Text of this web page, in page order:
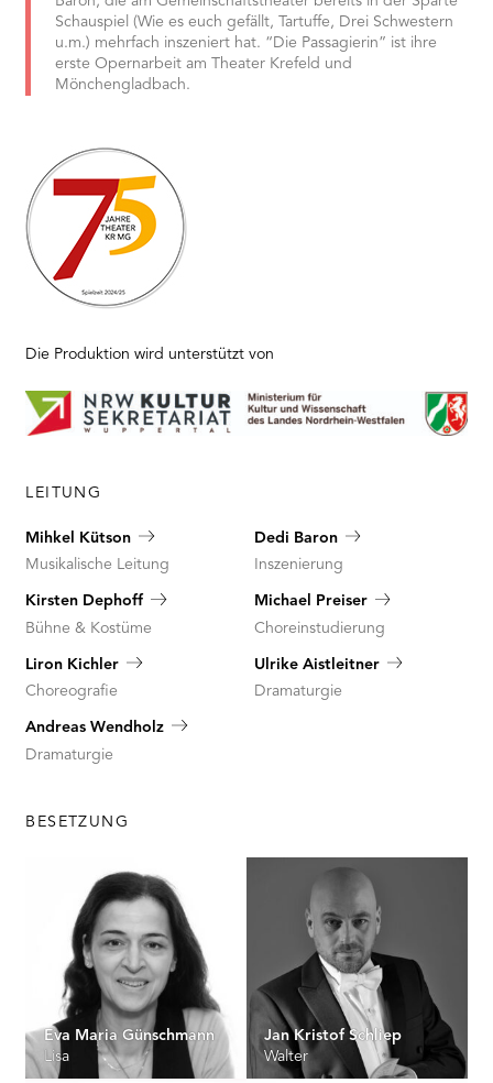
Schauspiel (Wie es euch gefällt, Tartuffe, Drei Schwestern
u.m.) mehrfach inszeniert hat. “Die Passagierin” ist ihre
erste Opernarbeit am Theater Krefeld und
Mönchengladbach.
Die Produktion wird unterstützt von
LEITUNG
Mihkel Kütson
Musikalische Leitung
Dedi Baron
Inszenierung
Kirsten Dephoff
Bühne & Kostüme
Michael Preiser
Choreinstudierung
Liron Kichler
Choreografie
Ulrike Aistleitner
Dramaturgie
Andreas Wendholz
Dramaturgie
BESETZUNG
Eva Maria Günschmann
Lisa
Jan Kristof Schliep
Walter